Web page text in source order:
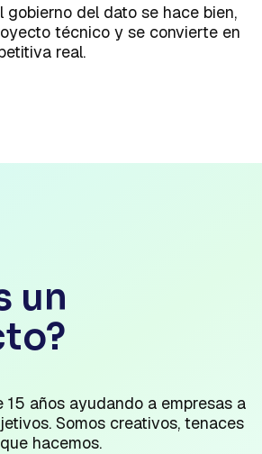
gobierno del dato se hace bien,
técnico y se convierte en
real.
un
15 años ayudando a empresas a
Somos creativos, tenaces
hacemos.